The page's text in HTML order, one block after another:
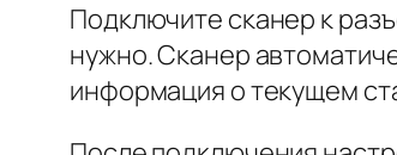
Подключите сканер к
нужно. Сканер
информация о текущем